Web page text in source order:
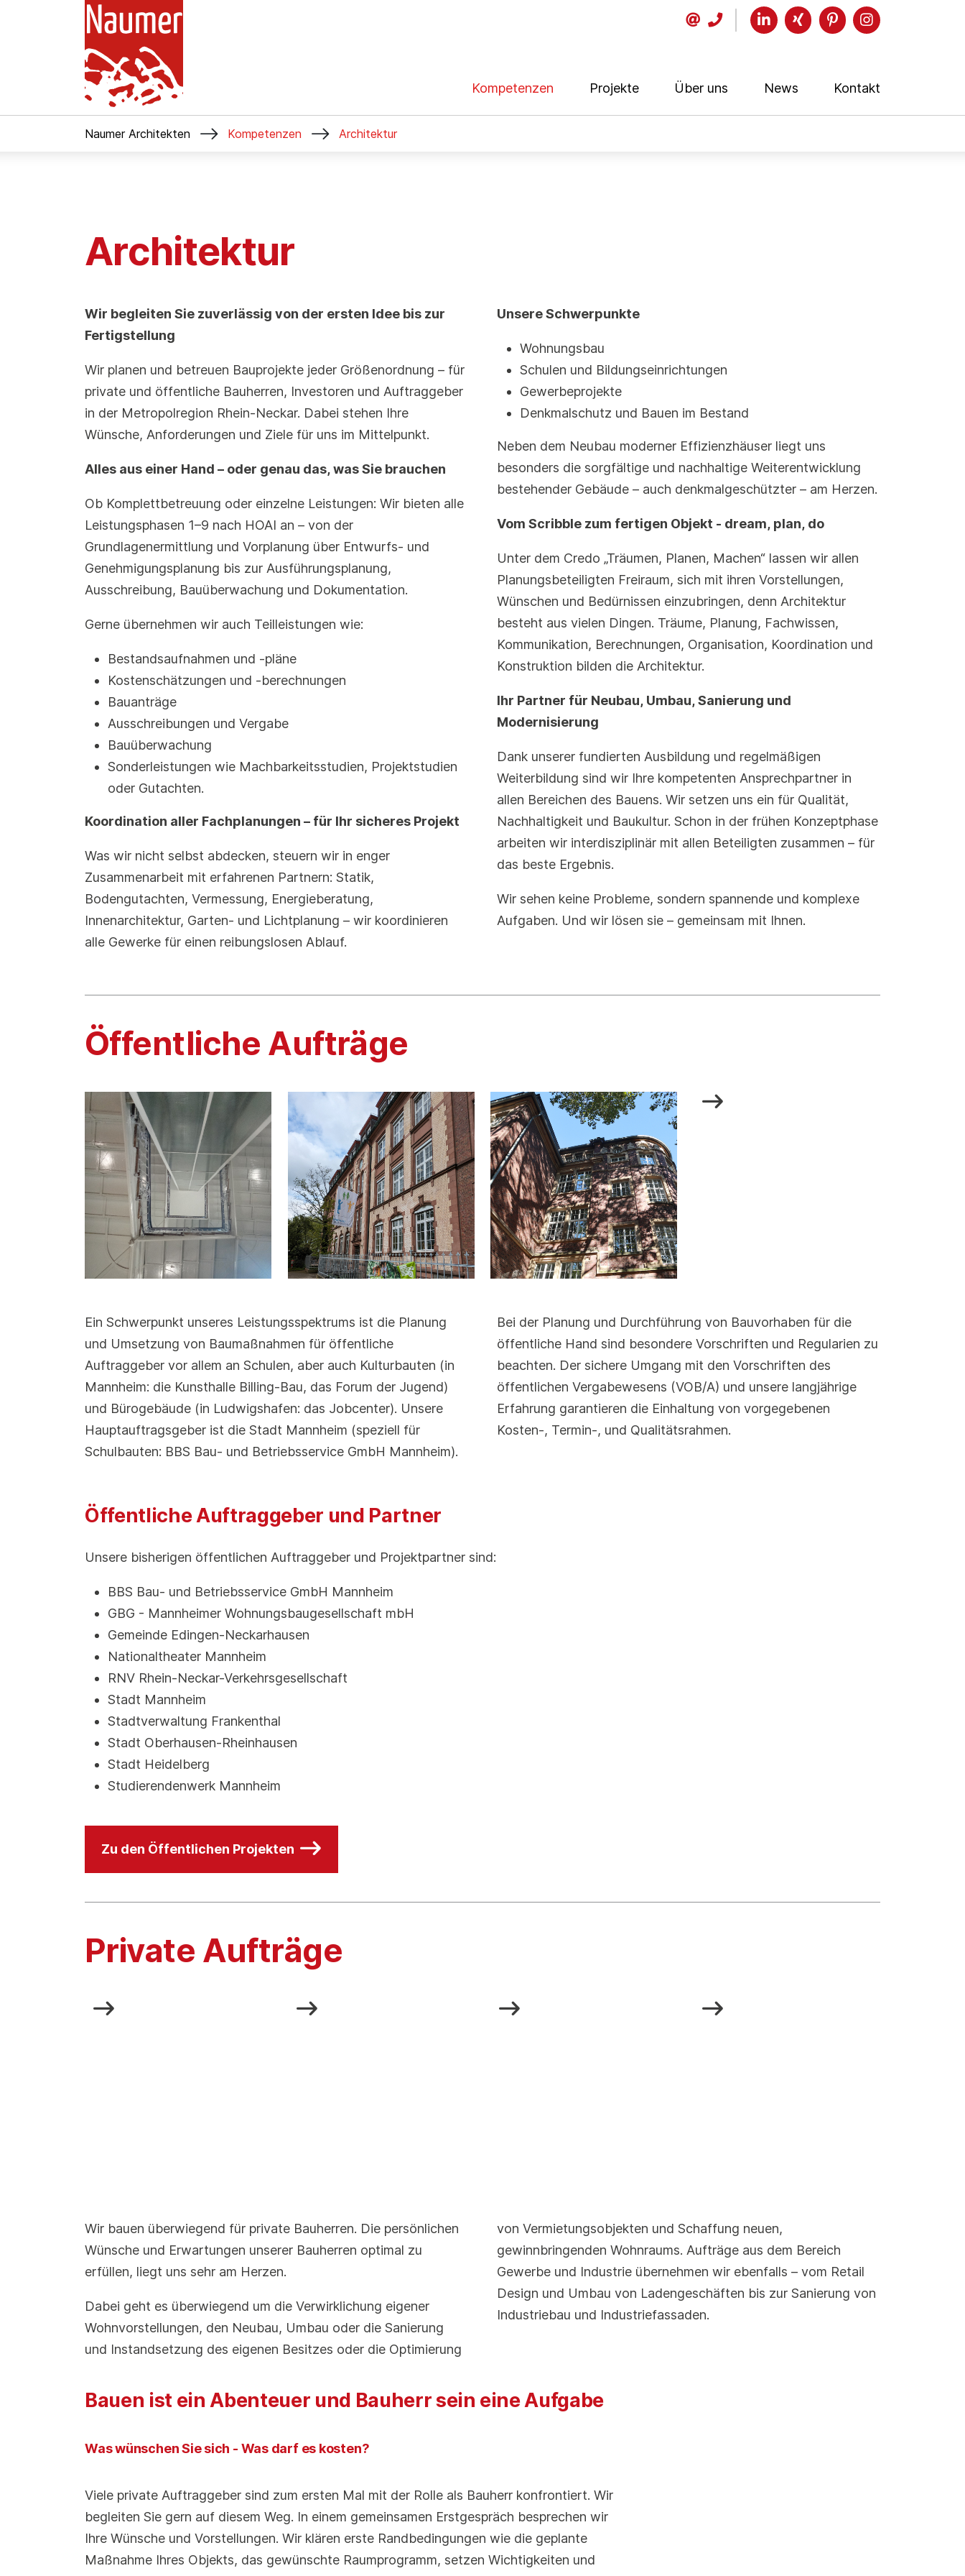
Kompetenzen Projekte Über uns News Kontakt
Naumer Architekten  Kompetenzen  Architektur
Architektur
Wir begleiten Sie zuverlässig von der ersten Idee bis zur
Fertigstellung
Wir planen und betreuen Bauprojekte jeder Größenordnung – für
private und öffentliche Bauherren, Investoren und Auftraggeber
in der Metropolregion Rhein-Neckar. Dabei stehen Ihre
Wünsche, Anforderungen und Ziele für uns im Mittelpunkt.
Alles aus einer Hand – oder genau das, was Sie brauchen
Ob Komplettbetreuung oder einzelne Leistungen: Wir bieten alle
Leistungsphasen 1–9 nach HOAI an – von der
Grundlagenermittlung und Vorplanung über Entwurfs- und
Genehmigungsplanung bis zur Ausführungsplanung,
Ausschreibung, Bauüberwachung und Dokumentation.
Gerne übernehmen wir auch Teilleistungen wie:
Bestandsaufnahmen und -pläne
Kostenschätzungen und -berechnungen
Bauanträge
Ausschreibungen und Vergabe
Bauüberwachung
Sonderleistungen wie Machbarkeitsstudien, Projektstudien
oder Gutachten.
Koordination aller Fachplanungen – für Ihr sicheres Projekt
Was wir nicht selbst abdecken, steuern wir in enger
Zusammenarbeit mit erfahrenen Partnern: Statik,
Bodengutachten, Vermessung, Energieberatung,
Innenarchitektur, Garten- und Lichtplanung – wir koordinieren
alle Gewerke für einen reibungslosen Ablauf.
Unsere Schwerpunkte
Wohnungsbau
Schulen und Bildungseinrichtungen
Gewerbeprojekte
Denkmalschutz und Bauen im Bestand
Neben dem Neubau moderner Effizienzhäuser liegt uns
besonders die sorgfältige und nachhaltige Weiterentwicklung
bestehender Gebäude – auch denkmalgeschützter – am Herzen.
Vom Scribble zum fertigen Objekt - dream, plan, do
Unter dem Credo „Träumen, Planen, Machen“ lassen wir allen
Planungsbeteiligten Freiraum, sich mit ihren Vorstellungen,
Wünschen und Bedürnissen einzubringen, denn Architektur
besteht aus vielen Dingen. Träume, Planung, Fachwissen,
Kommunikation, Berechnungen, Organisation, Koordination und
Konstruktion bilden die Architektur.
Ihr Partner für Neubau, Umbau, Sanierung und
Modernisierung
Dank unserer fundierten Ausbildung und regelmäßigen
Weiterbildung sind wir Ihre kompetenten Ansprechpartner in
allen Bereichen des Bauens. Wir setzen uns ein für Qualität,
Nachhaltigkeit und Baukultur. Schon in der frühen Konzeptphase
arbeiten wir interdisziplinär mit allen Beteiligten zusammen – für
das beste Ergebnis.
Wir sehen keine Probleme, sondern spannende und komplexe
Aufgaben. Und wir lösen sie – gemeinsam mit Ihnen.
Öffentliche Aufträge
Ein Schwerpunkt unseres Leistungsspektrums ist die Planung
und Umsetzung von Baumaßnahmen für öffentliche
Auftraggeber vor allem an Schulen, aber auch Kulturbauten (in
Mannheim: die Kunsthalle Billing-Bau, das Forum der Jugend)
und Bürogebäude (in Ludwigshafen: das Jobcenter). Unsere
Hauptauftragsgeber ist die Stadt Mannheim (speziell für
Schulbauten: BBS Bau- und Betriebsservice GmbH Mannheim).
Bei der Planung und Durchführung von Bauvorhaben für die
öffentliche Hand sind besondere Vorschriften und Regularien zu
beachten. Der sichere Umgang mit den Vorschriften des
öffentlichen Vergabewesens (VOB/A) und unsere langjährige
Erfahrung garantieren die Einhaltung von vorgegebenen
Kosten-, Termin-, und Qualitätsrahmen.
Öffentliche Auftraggeber und Partner
Unsere bisherigen öffentlichen Auftraggeber und Projektpartner sind:
BBS Bau- und Betriebsservice GmbH Mannheim
GBG - Mannheimer Wohnungsbaugesellschaft mbH
Gemeinde Edingen-Neckarhausen
Nationaltheater Mannheim
RNV Rhein-Neckar-Verkehrsgesellschaft
Stadt Mannheim
Stadtverwaltung Frankenthal
Stadt Oberhausen-Rheinhausen
Stadt Heidelberg
Studierendenwerk Mannheim
Zu den Öffentlichen Projekten
Private Aufträge
Wir bauen überwiegend für private Bauherren. Die persönlichen
Wünsche und Erwartungen unserer Bauherren optimal zu
erfüllen, liegt uns sehr am Herzen.
Dabei geht es überwiegend um die Verwirklichung eigener
Wohnvorstellungen, den Neubau, Umbau oder die Sanierung
und Instandsetzung des eigenen Besitzes oder die Optimierung
von Vermietungsobjekten und Schaffung neuen,
gewinnbringenden Wohnraums. Aufträge aus dem Bereich
Gewerbe und Industrie übernehmen wir ebenfalls – vom Retail
Design und Umbau von Ladengeschäften bis zur Sanierung von
Industriebau und Industriefassaden.
Bauen ist ein Abenteuer und Bauherr sein eine Aufgabe
Was wünschen Sie sich - Was darf es kosten?
Viele private Auftraggeber sind zum ersten Mal mit der Rolle als Bauherr konfrontiert. Wir
begleiten Sie gern auf diesem Weg. In einem gemeinsamen Erstgespräch besprechen wir
Ihre Wünsche und Vorstellungen. Wir klären erste Randbedingungen wie die geplante
Maßnahme Ihres Objekts, das gewünschte Raumprogramm, setzen Wichtigkeiten und